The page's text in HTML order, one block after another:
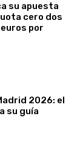
su apuesta
cero dos
por
2026: el
su guía